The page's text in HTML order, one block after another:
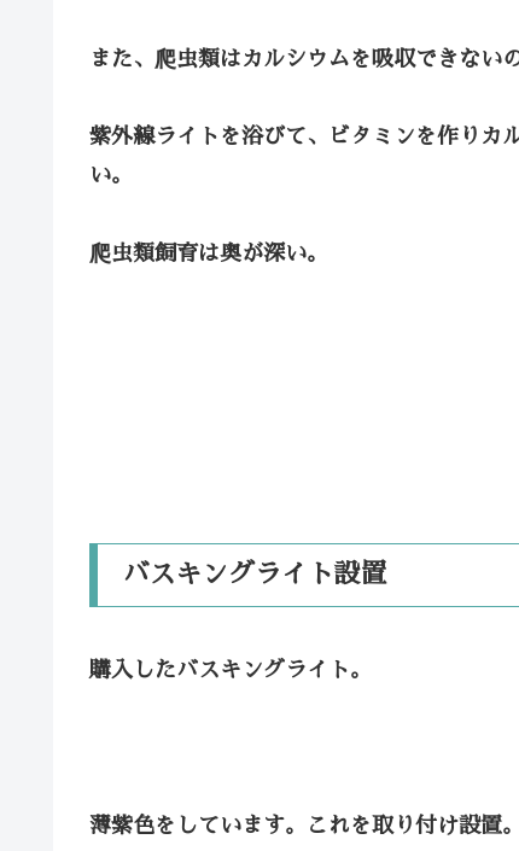
また、爬虫類はカルシウムを吸収できない
紫外線ライトを浴びて、ビタミンを作りカ
い。
爬虫類飼育は奥が深い。
バスキングライト設置
購入したバスキングライト。
薄紫色をしています。これを取り付け設置。